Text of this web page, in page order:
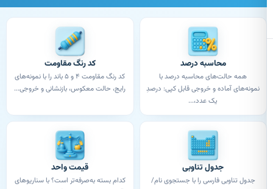
محاسبه درصد
همه حالت‌های محاسبه درصد با
نمونه‌های آماده و خروجی قابل کپی: درصدِ
یک عدد،...
کد رنگ مقاومت
کد رنگ مقاومت ۴ و ۵ باند را با نمونه‌های
رایج، حالت معکوس، بازنشانی و خروجی...
جدول تناوبی
جدول تناوبی فارسی را با جستجوی نام/
قیمت واحد
کدام بسته به‌صرفه‌تر است؟ با سناریوهای